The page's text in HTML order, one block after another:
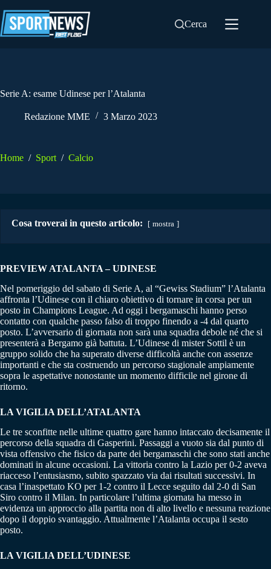
al
contenuto
Cerca
Serie A: esame Udinese per l’Atalanta
Redazione MME 3 Marzo 2023
Home / Sport / Calcio
Cosa troverai in questo articolo: mostra
PREVIEW ATALANTA – UDINESE
Nel pomeriggio del sabato di Serie A, al “Gewiss Stadium” l’Atalanta
affronta l’Udinese con il chiaro obiettivo di tornare in corsa per un
posto in Champions League. Ad oggi i bergamaschi hanno perso
contatto con qualche passo falso di troppo finendo a -4 dal quarto
posto. L’avversario di giornata non sarà una squadra debole né che si
presenterà a Bergamo già battuta. L’Udinese di mister Sottil è un
gruppo solido che ha superato diverse difficoltà anche con assenze
importanti e che sta costruendo un percorso stagionale ampiamente
sopra le aspettative nonostante un momento difficile nel girone di
ritorno.
LA VIGILIA DELL’ATALANTA
Le tre sconfitte nelle ultime quattro gare hanno intaccato decisamente il
percorso della squadra di Gasperini. Passaggi a vuoto sia dal punto di
vista offensivo che fisico da parte dei bergamaschi che sono stati anche
dominati in alcune occasioni. La vittoria contro la Lazio per 0-2 aveva
riacceso l’entusiasmo, subito spazzato via dai risultati successivi. In
casa l’inaspettato KO per 1-2 contro il Lecce seguito dal 2-0 di San
Siro contro il Milan. In particolare l’ultima giornata ha messo in
evidenza un approccio alla partita non di alto livello e nessuna reazione
dopo il doppio svantaggio. Attualmente l’Atalanta occupa il sesto
posto.
LA VIGILIA DELL’UDINESE